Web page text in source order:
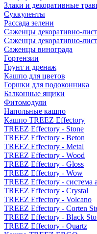
Злаки и декоративные
Суккуленты
Рассада зелени
Саженцы декоративно-
Саженцы декоративно-
Саженцы винограда
Гортензии
Грунт и дренаж
Кашпо для цветов
Горшки для подоконника
Балконные ящики
Фитомодули
Напольные кашпо
Кашпо TREEZ Effectory
TREEZ Effectory - Stone
TREEZ Effectory - Beton
TREEZ Effectory - Metal
TREEZ Effectory - Wood
TREEZ Effectory - Gloss
TREEZ Effectory - Wow
TREEZ Effectory - система
TREEZ Effectory - Crystal
TREEZ Effectory - Volcano
TREEZ Effectory - Corten
TREEZ Effectory - Black
TREEZ Effectory - Quartz